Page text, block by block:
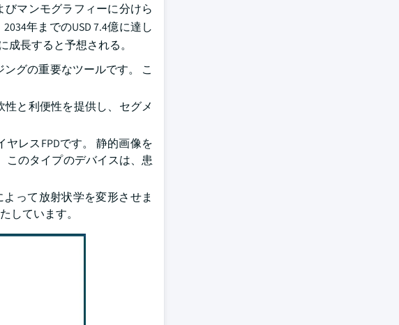
マンモグラフィーに分けら
年までのUSD 7.4億に達し
成長すると予想される。
グの重要なツールです。 こ
と利便性を提供し、セグメ
ヤレスFPDです。 静的画像を
このタイプのデバイスは、患
って放射状学を変形させま
しています。